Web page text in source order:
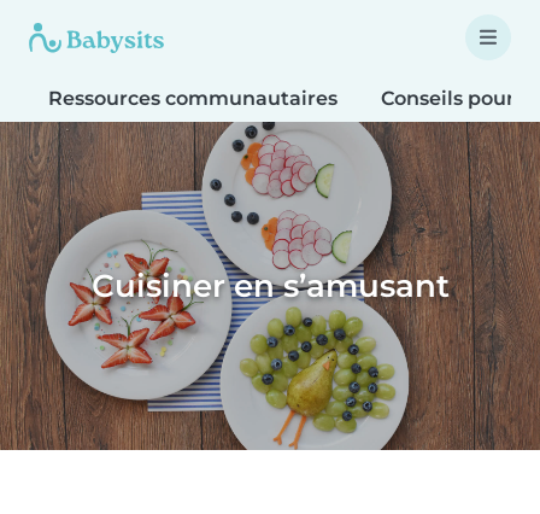
Ressources communautaires Conseils pour
Cuisiner en s’amusant